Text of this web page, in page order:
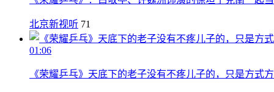
北京新视听 71
01:06
《荣耀乒乓》天底下的老子没有不疼儿子的，只是方式